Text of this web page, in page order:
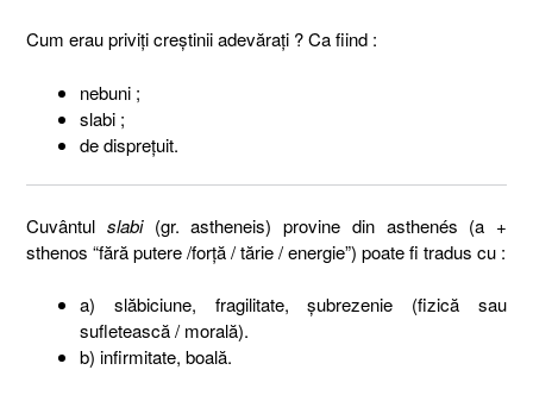
Cum erau priviţi creştinii adevăraţi ? Ca fiind :
nebuni ;
slabi ;
de dispreţuit.
Cuvântul slabi(gr. astheneis) provine din asthenés (a +
sthenos “fără putere /forţă / tărie / energie”) poate fi tradus cu :
a) slăbiciune, fragilitate, şubrezenie (fizică sau
sufletească / morală).
b) infirmitate, boală.